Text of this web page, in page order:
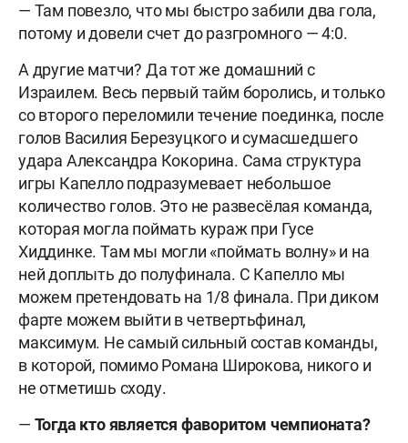
— Там повезло, что мы быстро забили два гола,
потому и довели счет до разгромного — 4:0.
А другие матчи? Да тот же домашний с
Израилем. Весь первый тайм боролись, и только
со второго переломили течение поединка, после
голов Василия Березуцкого и сумасшедшего
удара Александра Кокорина. Сама структура
игры Капелло подразумевает небольшое
количество голов. Это не развесёлая команда,
которая могла поймать кураж при Гусе
Хиддинке. Там мы могли «поймать волну» и на
ней доплыть до полуфинала. С Капелло мы
можем претендовать на 1/8 финала. При диком
фарте можем выйти в четвертьфинал,
максимум. Не самый сильный состав команды,
в которой, помимо Романа Широкова, никого и
не отметишь сходу.
— Тогда кто является фаворитом чемпионата?